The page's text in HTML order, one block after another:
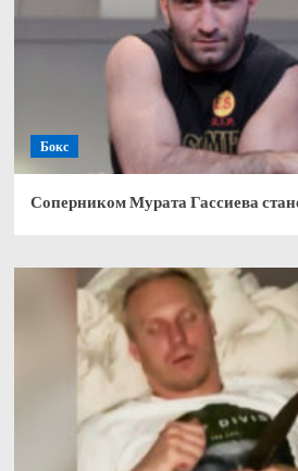
Бокс
Соперником Мурата Гассиева